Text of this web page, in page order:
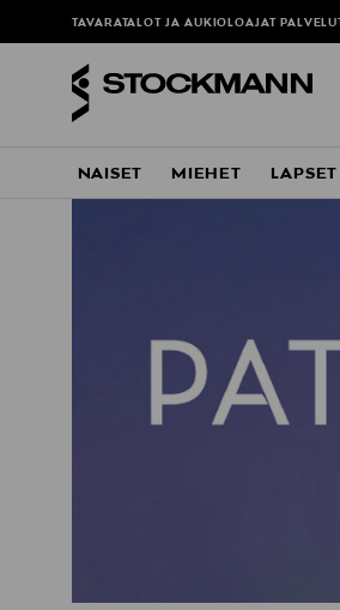
TAVARATALOT JA AUKIOLOAJAT
NAISET MIEHET LAPSET